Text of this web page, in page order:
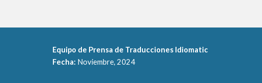
Equipo de Prensa de Traducciones Idiomatic
Fecha: Noviembre, 2024